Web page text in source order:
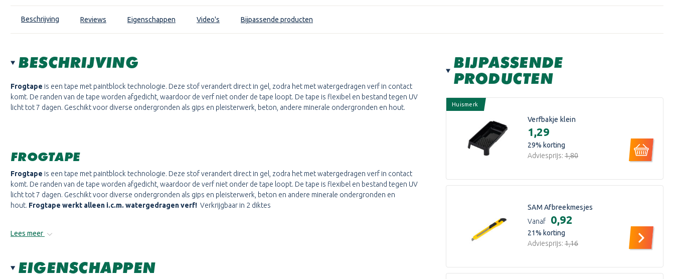
Beschrijving Reviews Eigenschappen Video's Bijpassende producten
BESCHRIJVING
Frogtape is een tape met paintblock technologie. Deze stof verandert direct in gel, zodra het met watergedragen verf in contact
komt. De randen van de tape worden afgedicht, waardoor de verf niet onder de tape loopt. De tape is flexibel en bestand tegen UV
licht tot 7 dagen. Geschikt voor diverse ondergronden als gips en pleisterwerk, beton, andere minerale ondergronden en hout.
FROGTAPE
Frogtape is een tape met paintblock technologie. Deze stof verandert direct in gel, zodra het met watergedragen verf in contact
komt. De randen van de tape worden afgedicht, waardoor de verf niet onder de tape loopt. De tape is flexibel en bestand tegen UV
licht tot 7 dagen. Geschikt voor diverse ondergronden als gips en pleisterwerk, beton en andere minerale ondergronden en
hout. Frogtape werkt alleen i.c.m. watergedragen verf! Verkrijgbaar in 2 diktes
Lees meer
EIGENSCHAPPEN
BIJPASSENDE
PRODUCTEN
Huismerk
Verfbakje klein
€1,29
29% korting
Adviesprijs: €1,80
SAM Afbreekmesjes
Vanaf
€0,92
21% korting
Adviesprijs: €1,16